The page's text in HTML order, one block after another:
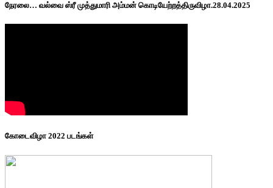
நேரலை… வல்வை ஸ்ரீ முத்துமாரி அம்மன் கொடியேற்றத்திருவிழா.28.04.2025
கோடைவிழா 2022 படங்கள்